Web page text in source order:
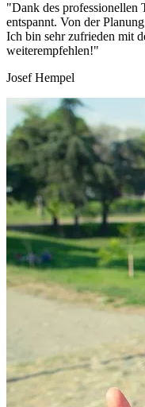
"Dank des professionellen
entspannt. Von der
Ich bin sehr zufrieden mit
weiterempfehlen!"
Josef Hempel